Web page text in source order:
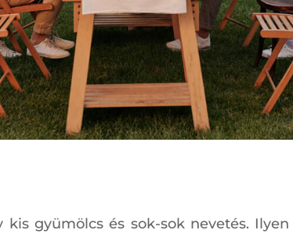
kis gyümölcs és sok-sok nevetés.